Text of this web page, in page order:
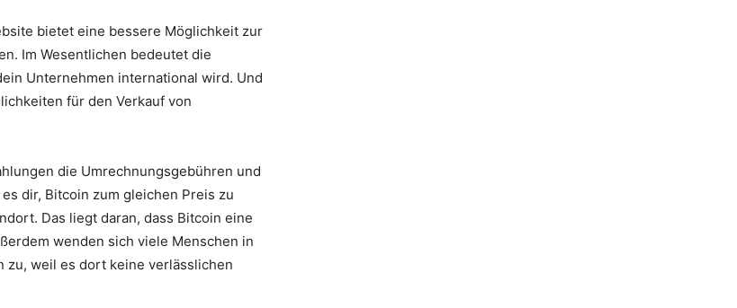
bietet eine bessere Möglichkeit zur
Im Wesentlichen bedeutet die
Unternehmen international wird. Und
für den Verkauf von
die Umrechnungsgebühren und
dir, Bitcoin zum gleichen Preis zu
Das liegt daran, dass Bitcoin eine
wenden sich viele Menschen in
zu, weil es dort keine verlässlichen